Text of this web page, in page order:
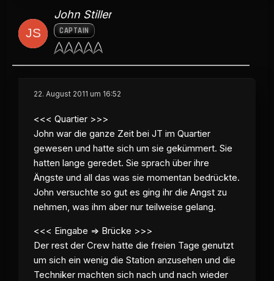
John Stiller
CAPTAIN
22. August 2011 um 16:52
<<< Quartier >>>
John war die ganze Zeit bei JT im Quartier
gewesen und hatte sich um sie gekümmert. Sie
hatten lange geredet. Sie sprach über ihre
Ängste und all das was sie momentan bedrückte.
John versuchte so gut es ging ihr die Angst zu
nehmen, was ihm aber nur teilweise gelang.
<<< Eingabe => Brücke >>>
Der rest der Crew hatte die freien Tage genutzt
um sich ein wenig die Station anzusehen und die
Techniker machten sich nach und nach wieder